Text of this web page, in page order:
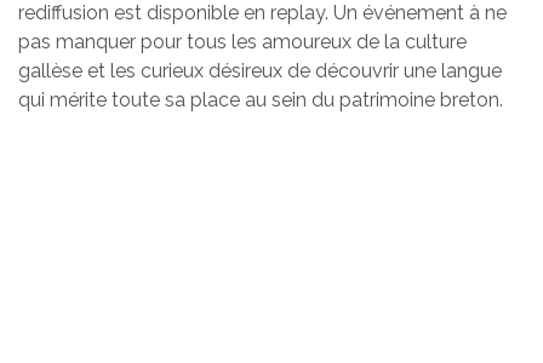
rediffusion est disponible en replay. Un événement à ne
pas manquer pour tous les amoureux de la culture
gallèse et les curieux désireux de découvrir une langue
qui mérite toute sa place au sein du patrimoine breton.